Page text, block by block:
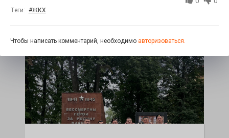
Радость в квадрате! На этой неделе электростальцев
дважды порадует проект «Районы-кварталы».
Теги: #ЖКХ
Чтобы написать комментарий, необходимо авторизоваться.